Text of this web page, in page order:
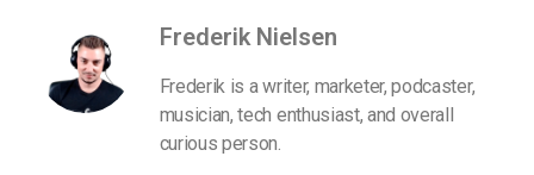
Frederik Nielsen
Frederik is a writer, marketer, podcaster,
musician, tech enthusiast, and overall
curious person.